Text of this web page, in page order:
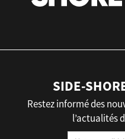
SIDE-
Restez informé des
l’actualités